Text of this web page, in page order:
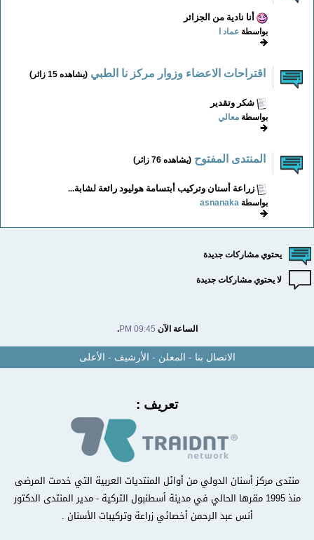
أنا نادية من الجزائر
بواسطةعماد ا
اقتراحات الاعضاء وزوار مركز نا الطبي (يشاهده 15 زائر)
شكر وتقدير
بواسطةمعالي
المنتدى المفتوح (يشاهده 76 زائر)
زراعة أسنان وتركيب أبتسامة هوليود رائعة لشابة...
بواسطةasnanaka
يحتوي مشاركات جديدة
لا يحتوي مشاركات جديدة
الساعة الآن09:45 PM
.
الاتصال بنا-المعلن-الأرشيف-الأعلى
تعريف :
منتدى مركز أسنان الدولي من أوائل المنتديات العربية التي خدمت المرضى
منذ 1995 مقرها الحالي في مدينة أسطنبول التركية - مدير المنتدى الدكتور
أنس عبد الرحمن أخصائي زراعة وتركيبات الأسنان .